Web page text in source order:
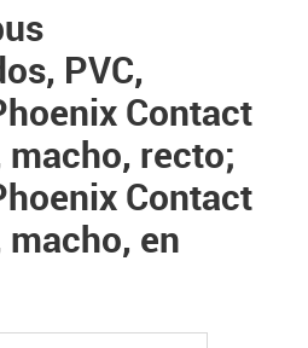
PVC,
Contact
macho, recto;
Contact
en